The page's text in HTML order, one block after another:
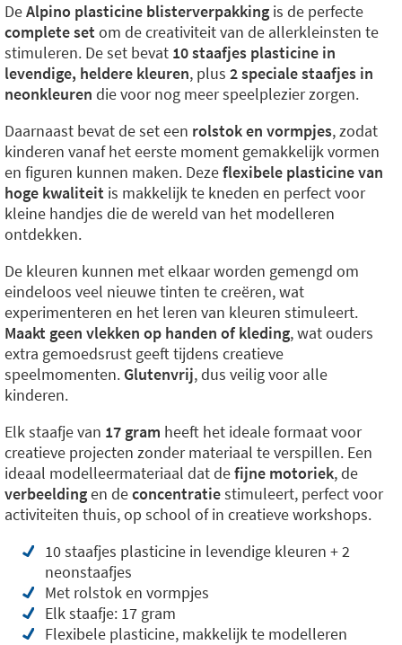
DeAlpino plasticine blisterverpakking is de perfecte
complete setom de creativiteit van de allerkleinsten te
stimuleren. De set bevat 10 staafjes plasticine in
levendige, heldere kleuren, plus 2 speciale staafjes in
neonkleuren die voor nog meer speelplezier zorgen.
Daarnaast bevat de set een rolstok en vormpjes, zodat
kinderen vanaf het eerste moment gemakkelijk vormen
en figuren kunnen maken. Dezeflexibele plasticine van
hoge kwaliteit is makkelijk te kneden en perfect voor
kleine handjes die de wereld van het modelleren
ontdekken.
De kleuren kunnen met elkaar worden gemengd om
eindeloos veel nieuwe tinten te creëren, wat
experimenteren en het leren van kleuren stimuleert.
Maakt geen vlekken op handen of kleding, wat ouders
extra gemoedsrust geeft tijdens creatieve
speelmomenten. Glutenvrij, dus veilig voor alle
kinderen.
Elk staafje van 17 gram heeft het ideale formaat voor
creatieve projecten zonder materiaal te verspillen. Een
ideaal modelleermateriaal dat defijne motoriek, de
verbeeldingen deconcentratiestimuleert, perfect voor
activiteiten thuis, op school of in creatieve workshops.
10 staafjes plasticine in levendige kleuren + 2
neonstaafjes
Met rolstok en vormpjes
Elk staafje: 17 gram
Flexibele plasticine, makkelijk te modelleren